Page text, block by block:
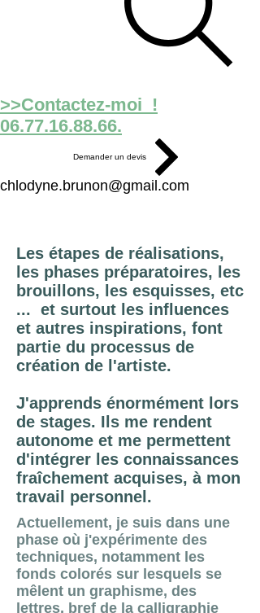
>>Contactez-moi !
06.77.16.88.66.
Demander un devis
chlodyne.brunon@gmail.com
Les étapes de réalisations,
les phases préparatoires, les
brouillons, les esquisses, etc
... et surtout les influences
et autres inspirations, font
partie du processus de
création de l'artiste.
J'apprends énormément lors
de stages. Ils me rendent
autonome et me permettent
d'intégrer les connaissances
fraîchement acquises, à mon
travail personnel.
Actuellement, je suis dans une
phase où j'expérimente des
techniques, notamment les
fonds colorés sur lesquels se
mêlent un graphisme, des
lettres, bref de la calligraphie